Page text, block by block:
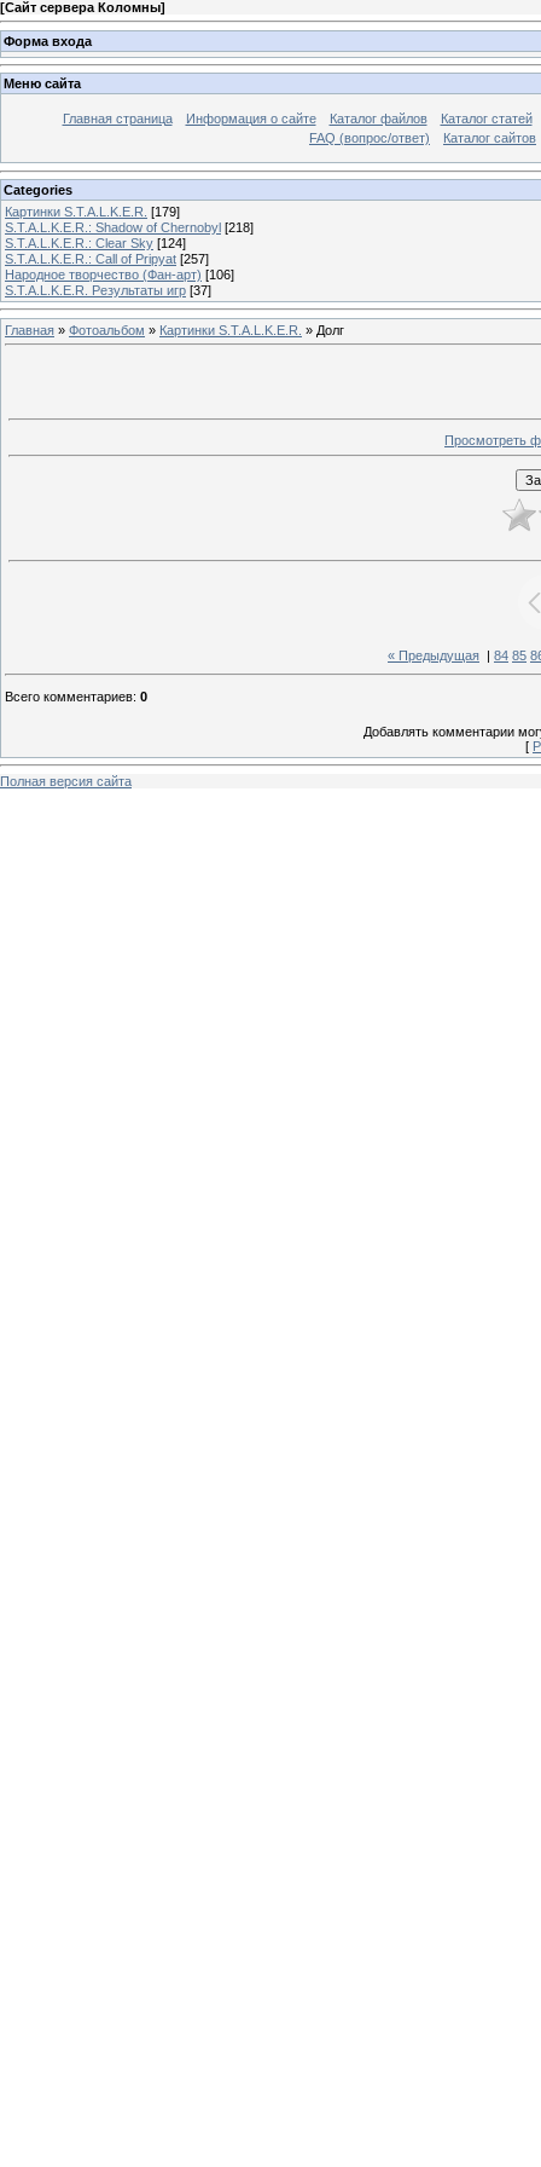
[Сайт сервера Коломны]
Форма входа
Меню сайта
Главная страница Информация о сайте Каталог файлов
Каталог статей
FAQ (вопрос/ответ)
Каталог сайтов
Categories
Картинки S.T.A.L.K.E.R. [179]
S.T.A.L.K.E.R.: Shadow of Chernobyl [218]
S.T.A.L.K.E.R.: Clear Sky [124]
S.T.A.L.K.E.R.: Call of Pripyat [257]
Народное творчество (Фан-арт) [106]
S.T.A.L.K.E.R. Результаты игр [37]
Главная » Фотоальбом » Картинки S.T.A.L.K.E.R. » Долг
Просмотреть
« Предыдущая 84 85
Всего комментариев: 0
Добавлять комментарии
[
Полная версия сайта